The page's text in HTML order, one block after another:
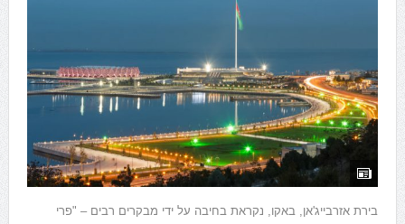
בירת אזרבייג'אן, באקו, נקראת בחיבה על ידי מבקרים רבים – "פרי